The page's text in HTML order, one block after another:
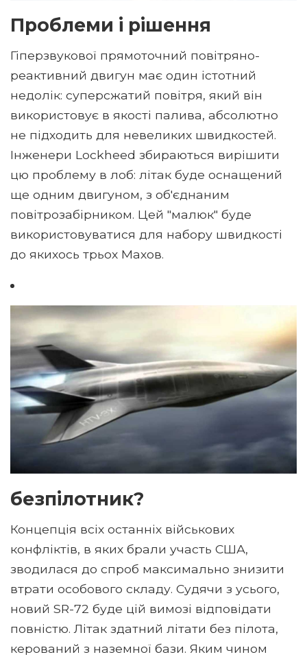
Проблеми і рішення
Гіперзвукової прямоточний повітряно-
реактивний двигун має один істотний
недолік: суперсжатий повітря, який він
використовує в якості палива, абсолютно
не підходить для невеликих швидкостей.
Інженери Lockheed збираються вирішити
цю проблему в лоб: літак буде оснащений
ще одним двигуном, з об'єднаним
повітрозабірником. Цей "малюк" буде
використовуватися для набору швидкості
до якихось трьох Махов.
безпілотник?
Концепція всіх останніх військових
конфліктів, в яких брали участь США,
зводилася до спроб максимально знизити
втрати особового складу. Судячи з усього,
новий SR-72 буде цій вимозі відповідати
повністю. Літак здатний літати без пілота,
керований з наземної бази. Яким чином